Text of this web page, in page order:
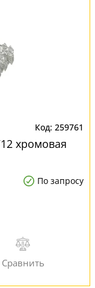
259761
хромовая
По запросу